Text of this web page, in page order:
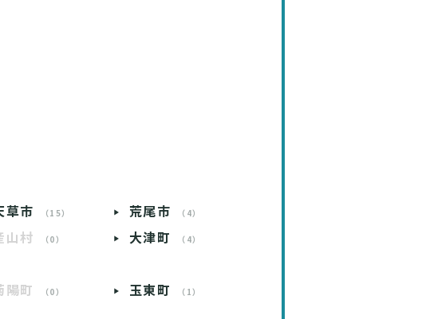
草市 （15） 荒尾市 （4）
山村 （0） 大津町 （4）
陽町 （0） 玉東町 （1）